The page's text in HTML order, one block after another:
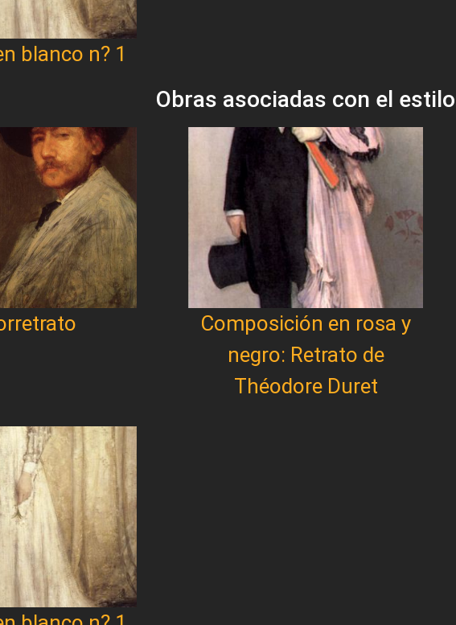
blanco n? 1
Obras asociadas con el estilo
Composición en rosa y
negro: Retrato de
Théodore Duret